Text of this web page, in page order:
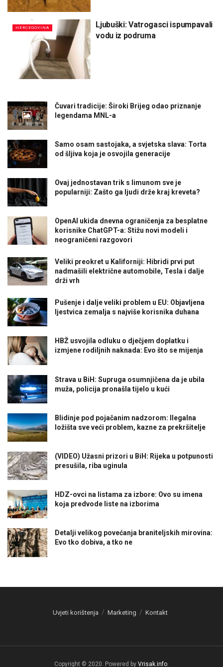
HERCEGOVINA
Ljubuški: Vatrogasci ispumpavali
vodu iz podruma
Čuvari tradicije: Široki Brijeg odao priznanje
legendama MNL-a
Samo osam sastojaka, a svjetska slava: Torta
od šljiva koja je osvojila generacije
Ovaj jednostavan trik s limunom sve je
popularniji: Zašto ga ljudi drže kraj kreveta?
OpenAI ukida dnevna ograničenja za besplatne
korisnike ChatGPT-a: Stižu novi modeli i
neograničeni razgovori
Veliki preokret u Kaliforniji: Hibridi prvi put
nadmašili električne automobile, Tesla i dalje
drži vrh
Pušenje i dalje veliki problem u EU: Objavljena
ljestvica zemalja s najviše korisnika duhana
HBŽ usvojila odluku o dječjem doplatku i
izmjene rodiljnih naknada: Evo što se mijenja
Strava u BiH: Supruga osumnjičena da je ubila
muža, policija pronašla tijelo u kući
Blidinje pod pojačanim nadzorom: Ilegalna
ložišta sve veći problem, kazne za prekršitelje
(VIDEO) Užasni prizori u BiH: Rijeka u potpunosti
presušila, riba uginula
HDZ-ovci na listama za izbore: Ovo su imena
koja predvode liste na izborima
Detalji velikog povećanja braniteljskih mirovina:
Evo tko dobiva, a tko ne
Uvjeti korištenja Marketing Kontakt
Copyright © 2020. Powered by Vrisak.info